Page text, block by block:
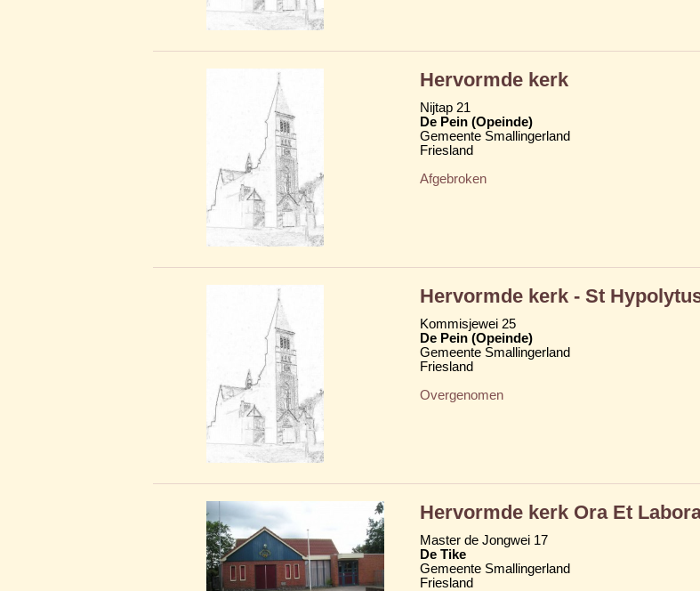
Hervormde kerk
Nijtap 21
De Pein (Opeinde)
Gemeente Smallingerland
Friesland
Afgebroken
Hervormde kerk - St
Kommisjewei 25
De Pein (Opeinde)
Gemeente Smallingerland
Friesland
Overgenomen
Hervormde kerk Ora Et
Master de Jongwei 17
De Tike
Gemeente Smallingerland
Friesland